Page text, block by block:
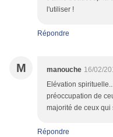
l'utiliser !
Répondre
M manouche 16/02/
Elévation
préoccupation de
majorité de ceux qui
Répondre